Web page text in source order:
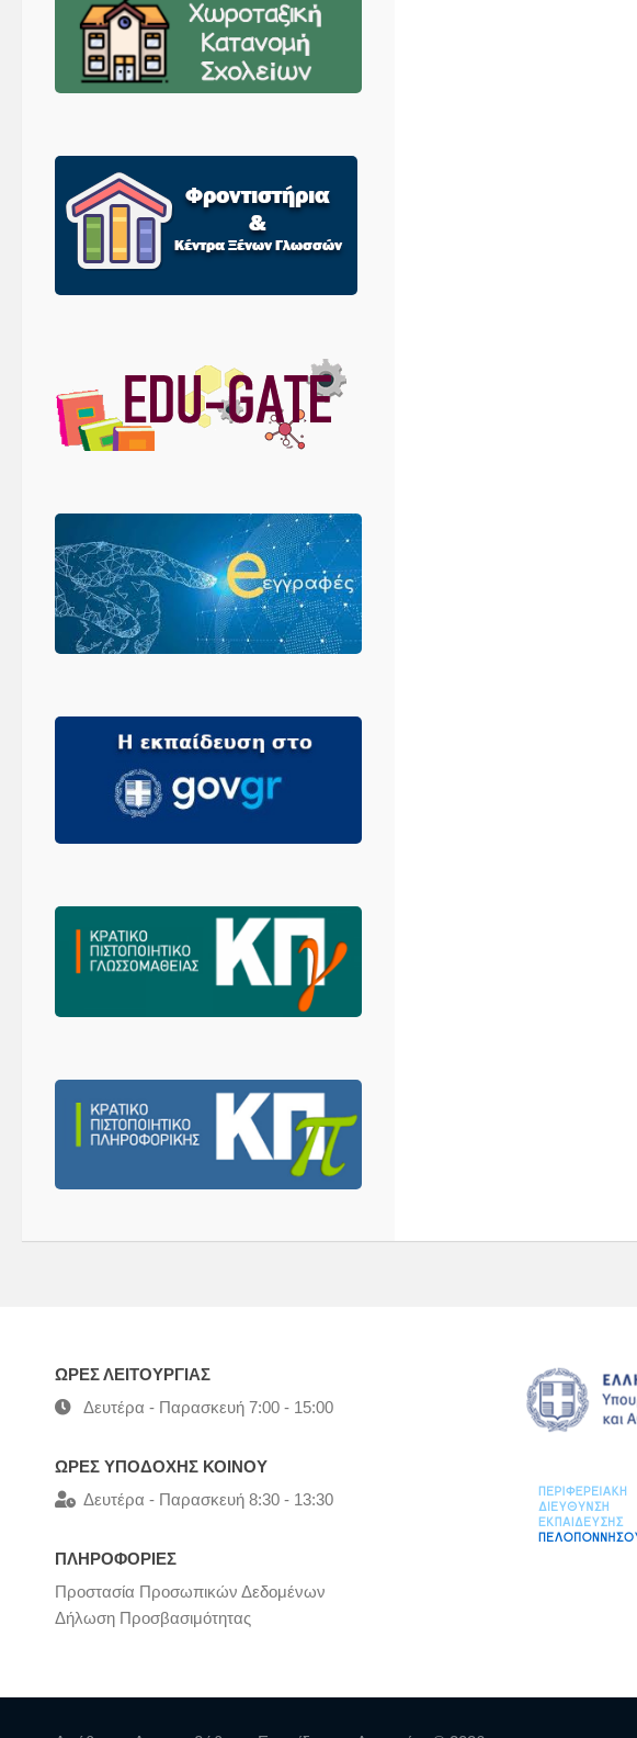
ΩΡΕΣ ΛΕΙΤΟΥΡΓΙΑΣ
Δευτέρα - Παρασκευή 7:00 - 15:00
ΩΡΕΣ ΥΠΟΔΟΧΗΣ ΚΟΙΝΟΥ
Δευτέρα - Παρασκευή 8:30 - 13:30
ΠΛΗΡΟΦΟΡΙΕΣ
Προστασία Προσωπικών Δεδομένων
Δήλωση Προσβασιμότητας